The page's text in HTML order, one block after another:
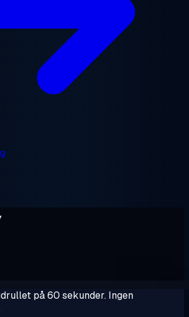
på 60 sekunder. Ingen